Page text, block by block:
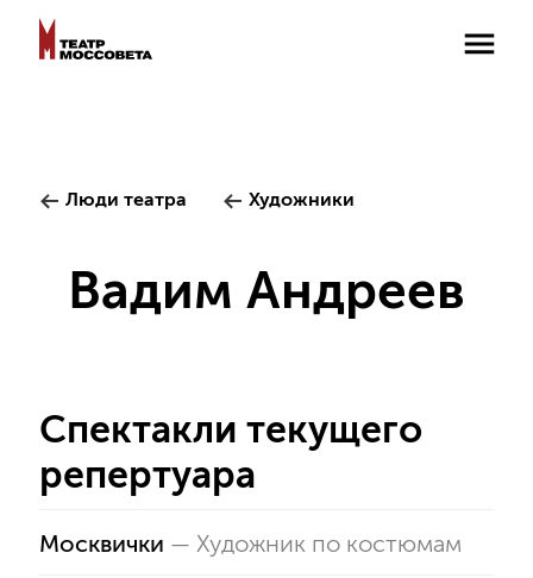
Люди театра Художники
Вадим Андреев
Спектакли текущего
репертуара
Москвички — Художник по костюмам